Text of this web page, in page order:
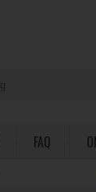
FAQ